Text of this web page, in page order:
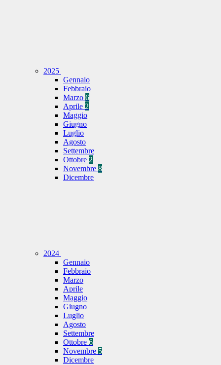
2025
Gennaio
Febbraio
Marzo 6
Aprile 2
Maggio
Giugno
Luglio
Agosto
Settembre
Ottobre 2
Novembre 8
Dicembre
2024
Gennaio
Febbraio
Marzo
Aprile
Maggio
Giugno
Luglio
Agosto
Settembre
Ottobre 6
Novembre 5
Dicembre